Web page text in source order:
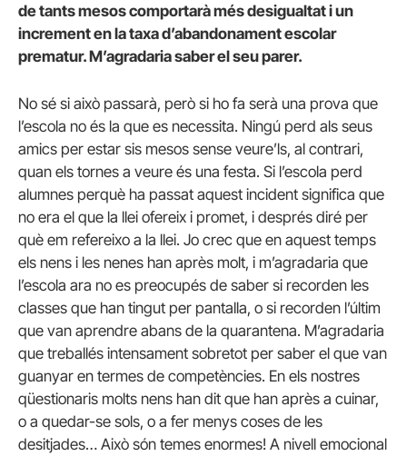
de tants mesos comportarà més desigualtat i un
increment en la taxa d’abandonament escolar
prematur. M’agradaria saber el seu parer.
No sé si això passarà, però si ho fa serà una prova que
l’escola no és la que es necessita. Ningú perd als seus
amics per estar sis mesos sense veure’ls, al contrari,
quan els tornes a veure és una festa. Si l’escola perd
alumnes perquè ha passat aquest incident significa que
no era el que la llei ofereix i promet, i després diré per
què em refereixo a la llei. Jo crec que en aquest temps
els nens i les nenes han après molt, i m’agradaria que
l’escola ara no es preocupés de saber si recorden les
classes que han tingut per pantalla, o si recorden l’últim
que van aprendre abans de la quarantena. M’agradaria
que treballés intensament sobretot per saber el que van
guanyar en termes de competències. En els nostres
qüestionaris molts nens han dit que han après a cuinar,
o a quedar-se sols, o a fer menys coses de les
desitjades… Això són temes enormes! A nivell emocional